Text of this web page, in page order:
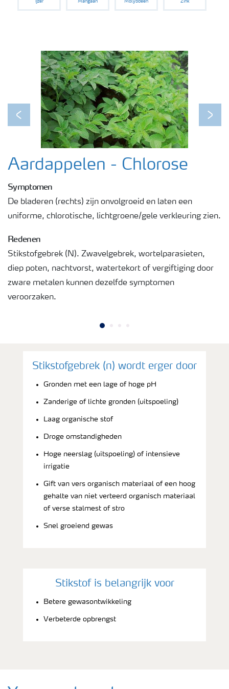
IJzer Mangaan Molybdeen Zink
Previous Next
Aardappelen - Chlorose
Symptomen
De bladeren (rechts) zijn onvolgroeid en laten een
uniforme, chlorotische, lichtgroene/gele verkleuring zien.
Redenen
Stikstofgebrek (N). Zwavelgebrek, wortelparasieten,
diep poten, nachtvorst, watertekort of vergiftiging door
zware metalen kunnen dezelfde symptomen
veroorzaken.
Stikstofgebrek (n) wordt erger door
Gronden met een lage of hoge pH
Zanderige of lichte gronden (uitspoeling)
Laag organische stof
Droge omstandigheden
Hoge neerslag (uitspoeling) of intensieve
irrigatie
Gift van vers organisch materiaal of een hoog
gehalte van niet verteerd organisch materiaal
of verse stalmest of stro
Snel groeiend gewas
Stikstof is belangrijk voor
Betere gewasontwikkeling
Verbeterde opbrengst